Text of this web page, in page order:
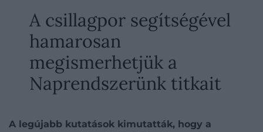
A csillagpor segítségével
hamarosan
megismerhetjük a
Naprendszerünk titkait
A legújabb kutatások kimutatták, hogy a